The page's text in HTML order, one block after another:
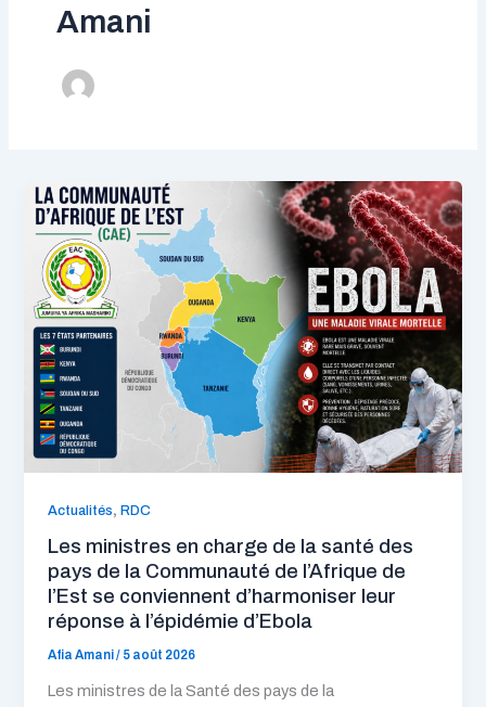
Amani
Actualités,RDC
Les ministres en charge de la santé des
pays de la Communauté de l’Afrique de
l’Est se conviennent d’harmoniser leur
réponse à l’épidémie d’Ebola
Afia Amani/ 5 août 2026
Les ministres de la Santé des pays de la